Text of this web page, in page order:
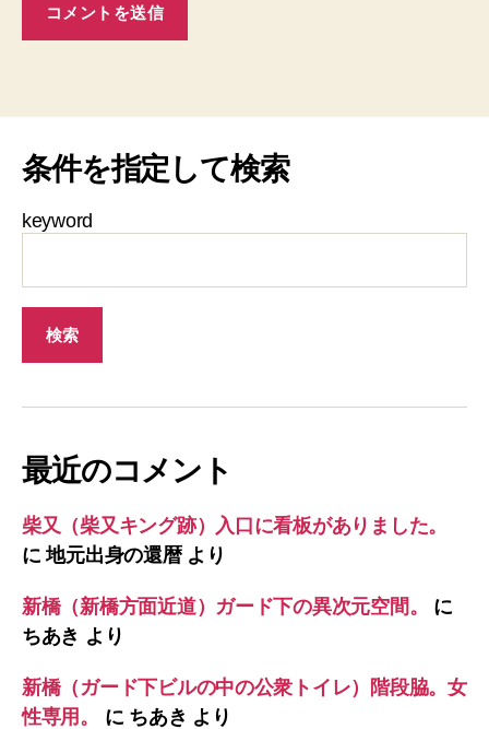
条件を指定して検索
keyword
最近のコメント
柴又（柴又キング跡）入口に看板がありました。
に地元出身の還暦より
新橋（新橋方面近道）ガード下の異次元空間。
に
ちあき より
新橋（ガード下ビルの中の公衆トイレ）階段脇。女
性専用。
に ちあき より